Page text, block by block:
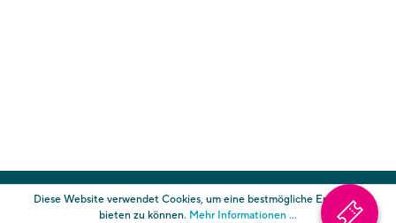
Die Gärten von Schloss Trauttmansdorff
Diese Website verwendet Cookies, um eine bestmögliche Erfahrung
bieten zu können. Mehr Informationen ...